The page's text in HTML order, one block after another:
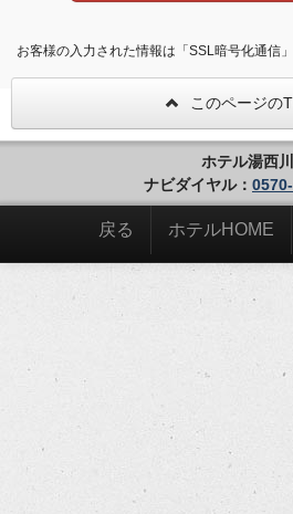
お客様の入力された情報は「SSL暗号化通信
このページの
ホテル湯西川
ナビダイヤル：
戻る ホテルHOME